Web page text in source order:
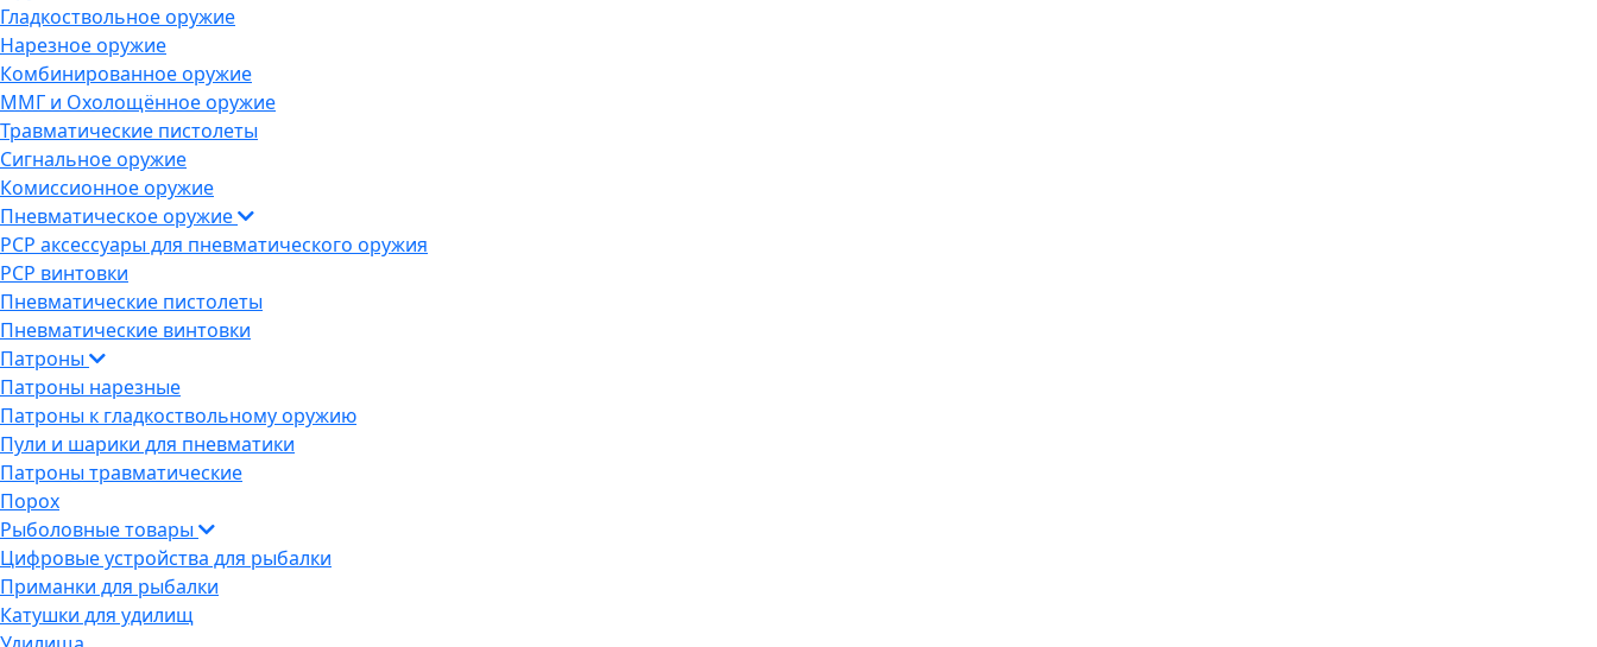
Гладкоствольное оружие
Нарезное оружие
Комбинированное оружие
ММГ и Охолощённое оружие
Травматические пистолеты
Сигнальное оружие
Комиссионное оружие
Пневматическое оружие
PCP аксессуары для пневматического оружия
PCP винтовки
Пневматические пистолеты
Пневматические винтовки
Патроны
Патроны нарезные
Патроны к гладкоствольному оружию
Пули и шарики для пневматики
Патроны травматические
Порох
Рыболовные товары
Цифровые устройства для рыбалки
Приманки для рыбалки
Катушки для удилищ